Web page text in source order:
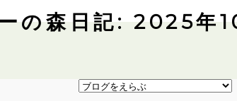
の森日記: 2025年